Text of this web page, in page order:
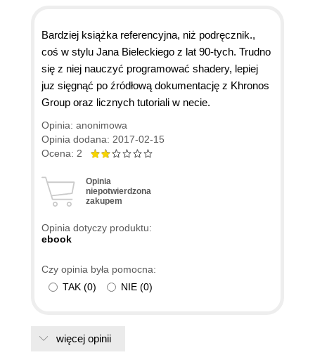
Bardziej książka referencyjna, niż podręcznik.,
coś w stylu Jana Bieleckiego z lat 90-tych. Trudno
się z niej nauczyć programować shadery, lepiej
juz sięgnąć po źródłową dokumentację z Khronos
Group oraz licznych tutoriali w necie.
Opinia: anonimowa
Opinia dodana: 2017-02-15
Ocena: 2
Opinia
niepotwierdzona
zakupem
Opinia dotyczy produktu:
ebook
Czy opinia była pomocna:
TAK (0) NIE (0)
więcej opinii